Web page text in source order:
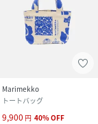
Marimekko
トートバッグ
9,900 円 40%OFF